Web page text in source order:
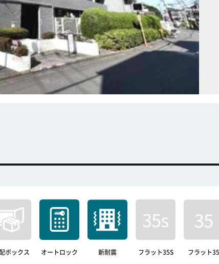
ボックス オートロック 新耐震 フラット35S フラット35